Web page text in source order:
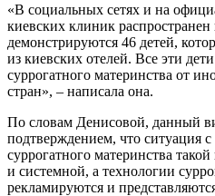
«В социальных сетях и на
киевских клиник
демонстрируются 46 детей,
из киевских отелей. Все эти
суррогатного материнства от
стран», – написала она.
По словам Денисовой, данный
подтверждением, что ситуация
суррогатного материнства
и системной, а технологии
рекламируются и